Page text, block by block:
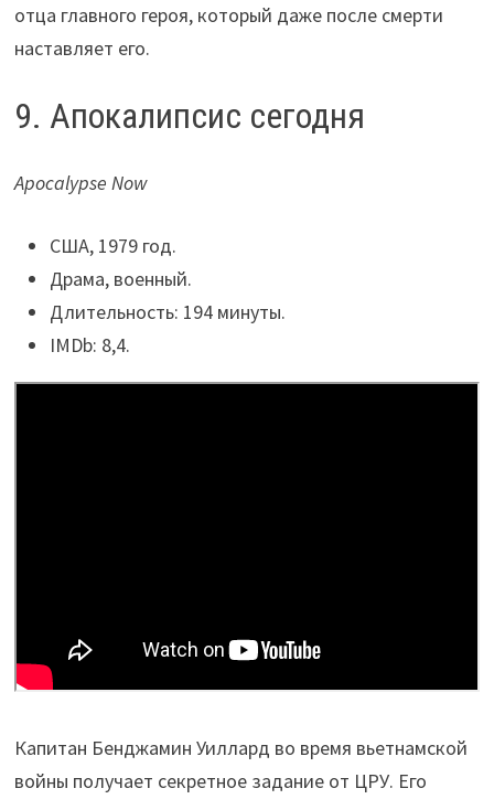
отца главного героя, который даже после смерти
наставляет его.
9. Апокалипсис сегодня
Apocalypse Now
США, 1979 год.
Драма, военный.
Длительность: 194 минуты.
IMDb: 8,4.
Капитан Бенджамин Уиллард во время вьетнамской
войны получает секретное задание от ЦРУ. Его